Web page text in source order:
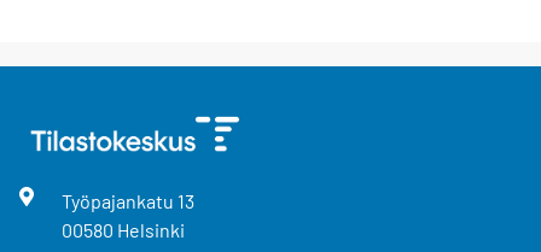
Työpajankatu 13
00580 Helsinki